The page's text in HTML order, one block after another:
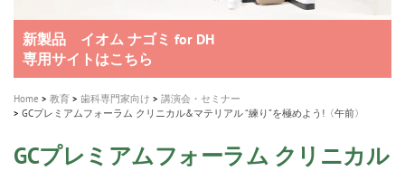
A healthy smile greatly contributes to your quality of life
新発売 エバーエックス フロー
製品の詳細情報はこちら
「セラスマート テクノロジーブック」公開
「イニシャル LiSi（リジ）ブロック テクノロジーブッ
ク」公開
歯を内部まで白くする
医療ホワイトニング ティオン®
新製品 イオム ナゴミ for DH
専用サイトはこちら
新製品バキュクレーブ 118 / 318 Prime
製品の詳細情報はこちら
インプラント Aadva®
ショートインプラント新発売
GCグループ企業
Home 教育 歯科専門家向け
講演会・セミナー
GCプレミアムフォーラム クリニカル&マテリアル “練り”を極めよう!〈午前〉
GCプレミアムフォーラム クリニカル